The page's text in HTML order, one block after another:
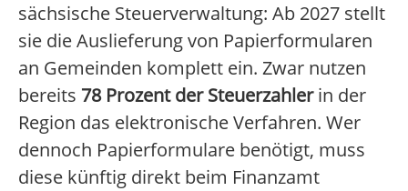
sächsische Steuerverwaltung: Ab 2027 stellt
sie die Auslieferung von Papierformularen
an Gemeinden komplett ein. Zwar nutzen
bereits 78 Prozent der Steuerzahlerin der
Region das elektronische Verfahren. Wer
dennoch Papierformulare benötigt, muss
diese künftig direkt beim Finanzamt